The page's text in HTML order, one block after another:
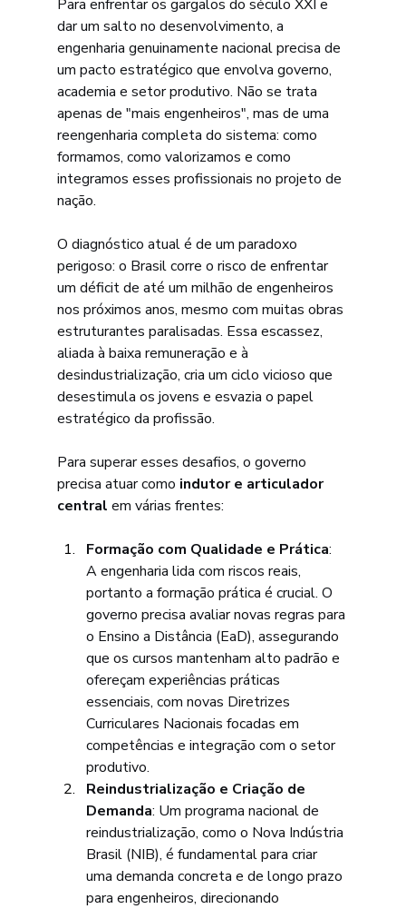
Para enfrentar os gargalos do século XXI e
dar um salto no desenvolvimento, a
engenharia genuinamente nacional precisa de
um pacto estratégico que envolva governo,
academia e setor produtivo. Não se trata
apenas de "mais engenheiros", mas de uma
reengenharia completa do sistema: como
formamos, como valorizamos e como
integramos esses profissionais no projeto de
nação.
O diagnóstico atual é de um paradoxo
perigoso: o Brasil corre o risco de enfrentar
um déficit de até um milhão de engenheiros
nos próximos anos, mesmo com muitas obras
estruturantes paralisadas. Essa escassez,
aliada à baixa remuneração e à
desindustrialização, cria um ciclo vicioso que
desestimula os jovens e esvazia o papel
estratégico da profissão.
Para superar esses desafios, o governo
precisa atuar como indutor e articulador
central em várias frentes:
Formação com Qualidade e Prática:
A engenharia lida com riscos reais,
portanto a formação prática é crucial. O
governo precisa avaliar novas regras para
o Ensino a Distância (EaD), assegurando
que os cursos mantenham alto padrão e
ofereçam experiências práticas
essenciais, com novas Diretrizes
Curriculares Nacionais focadas em
competências e integração com o setor
produtivo.
Reindustrialização e Criação de
Demanda: Um programa nacional de
reindustrialização, como o Nova Indústria
Brasil (NIB), é fundamental para criar
uma demanda concreta e de longo prazo
para engenheiros, direcionando